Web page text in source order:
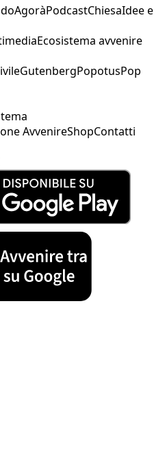
AgoràPodcastChiesaIdee e
Ecosistema avvenire
GutenbergPopotusPop
AvvenireShopContatti